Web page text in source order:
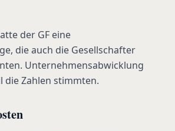
der GF eine
die auch die Gesellschafter
Unternehmensabwicklung
die Zahlen stimmten.